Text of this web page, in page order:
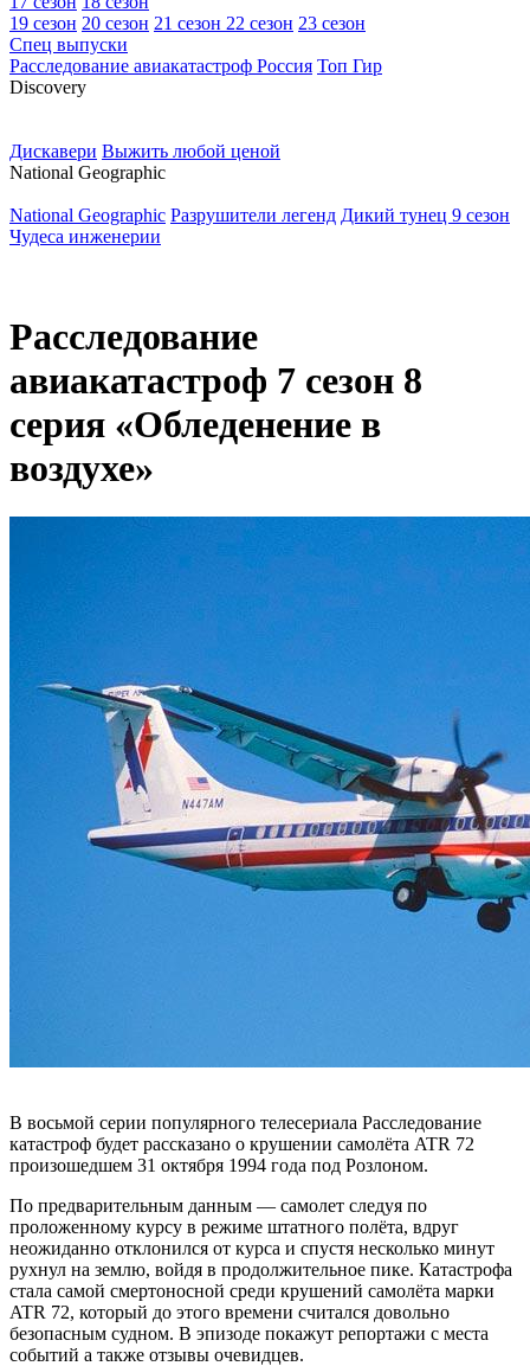
19 сезон 20 сезон 21 сезон 22 сезон 23 сезон
Спец выпуски
Расследование авиакатастроф Россия Топ Гир
Discovery
Дискавери Выжить любой ценой
National Geographic
National Geographic Разрушители легенд Дикий тунец 9 сезон
Чудеса инженерии
Расследование
авиакатастроф 7 сезон 8
серия «Обледенение в
воздухе»
В восьмой серии популярного телесериала Расследование
катастроф будет рассказано о крушении самолёта ATR 72
произошедшем 31 октября 1994 года под Розлоном.
По предварительным данным — самолет следуя по
проложенному курсу в режиме штатного полёта, вдруг
неожиданно отклонился от курса и спустя несколько минут
рухнул на землю, войдя в продолжительное пике. Катастрофа
стала самой смертоносной среди крушений самолёта марки
ATR 72, который до этого времени считался довольно
безопасным судном. В эпизоде покажут репортажи с места
событий а также отзывы очевидцев.